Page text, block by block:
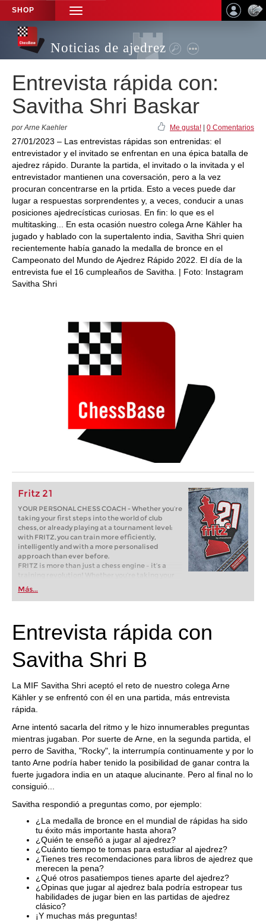
SHOP
TOGGLE
NAVIGATION
Noticias de ajedrez
Entrevista rápida con:
Savitha Shri Baskar
por Arne Kaehler Me gusta! 0 Comentarios
27/01/2023 – Las entrevistas rápidas son entrenidas: el
entrevistador y el invitado se enfrentan en una épica batalla de
ajedrez rápido. Durante la partida, el invitado o la invitada y el
entrevistador mantienen una coversación, pero a la vez
procuran concentrarse en la prtida. Esto a veces puede dar
lugar a respuestas sorprendentes y, a veces, conducir a unas
posiciones ajedrecísticas curiosas. En fin: lo que es el
multitasking... En esta ocasión nuestro colega Arne Kähler ha
jugado y hablado con la supertalento india, Savitha Shri quien
recientemente había ganado la medalla de bronce en el
Campeonato del Mundo de Ajedrez Rápido 2022. El día de la
entrevista fue el 16 cumpleaños de Savitha. | Foto: Instagram
Savitha Shri
Fritz 21
YOUR PERSONAL CHESS COACH - Whether you’re
taking your first steps into the world of club
chess, or already playing at a tournament level:
with FRITZ, you can train more efficiently,
intelligently and with a more personalised
approach than ever before.
FRITZ is more than just a chess engine – it’s a
training revolution! Whether you’re taking your
first steps into the world of club chess, or already
playing at a tournament level: with FRITZ, you can
train more efficiently, intelligently and with a
Más...
Entrevista rápida con
Savitha Shri B
La MIF Savitha Shri aceptó el reto de nuestro colega Arne
Kähler y se enfrentó con él en una partida, más entrevista
rápida.
Arne intentó sacarla del ritmo y le hizo innumerables preguntas
mientras jugaban. Por suerte de Arne, en la segunda partida, el
perro de Savitha, "Rocky", la interrumpía continuamente y por lo
tanto Arne podría haber tenido la posibilidad de ganar contra la
fuerte jugadora india en un ataque alucinante. Pero al final no lo
consiguió...
Savitha respondió a preguntas como, por ejemplo:
¿La medalla de bronce en el mundial de rápidas ha sido
tu éxito más importante hasta ahora?
¿Quién te enseñó a jugar al ajedrez?
¿Cuánto tiempo te tomas para estudiar al ajedrez?
¿Tienes tres recomendaciones para libros de ajedrez que
merecen la pena?
¿Qué otros pasatiempos tienes aparte del ajedrez?
¿Opinas que jugar al ajedrez bala podría estropear tus
habilidades de jugar bien en las partidas de ajedrez
clásico?
¡Y muchas más preguntas!